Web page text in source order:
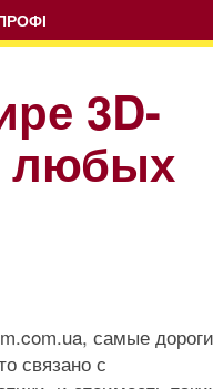
3D-
любых
самые
связано с